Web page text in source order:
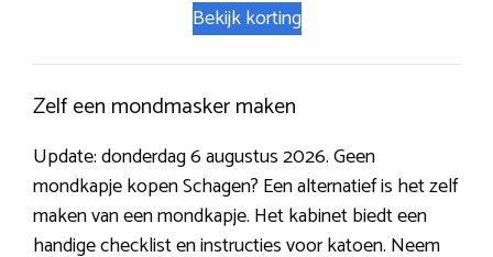
Bekijk korting
Zelf een mondmasker maken
Update: donderdag 6 augustus 2026. Geen
mondkapje kopen Schagen? Een alternatief is het zelf
maken van een mondkapje. Het kabinet biedt een
handige checklist en instructies voor katoen. Neem